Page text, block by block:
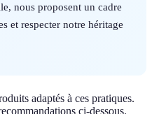
nous proposent un cadre
et respecter notre héritage
adaptés à ces pratiques.
ci-dessous.